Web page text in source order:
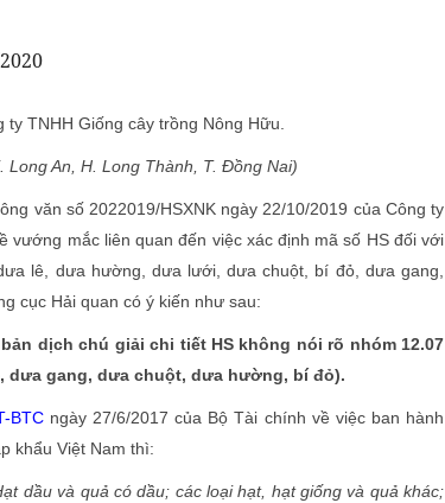
ty TNHH Giống cây trồng Nông Hữu.
Long An, H. Long Thành, T. Đồng Nai)
văn số 2022019/HSXNK ngày 22/10/2019 của Công ty
vướng mắc liên quan đến việc xác định mã số HS đối với
lê, dưa hường, dưa lưới, dưa chuột, bí đỏ, dưa gang,
cục Hải quan có ý kiến như sau:
dịch chú giải chi tiết HS không nói rõ nhóm 12.07
dưa gang, dưa chuột, dưa hường, bí đỏ).
BTCngày 27/6/2017 của Bộ Tài chính về việc ban hành
khẩu Việt Nam thì:
dầu và quả có dầu; các loại hạt, hạt giống và quả khác;